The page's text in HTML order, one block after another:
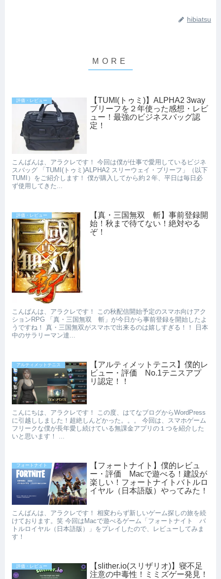
hibiatsu
評価・レビュー
【TUMI(トゥミ)】ALPHA2 3way
ブリーフを２年使った感想・レビ
ュー！最強のビジネスバッグ認
定！
こんばんは、アラクレです！ 今回は僕が仕事で愛用しているビジネ
スバッグ 「TUMI(トゥミ)ALPHA2 スリーウェイ・ブリーフ」（以下
TUMI）をご紹介します！ 僕が購入してから約２年、平日は毎日必
ず使用してきた...
評価・レビュー
【真・三国無双 斬】事前登録開
始！秋まで待てない！絶対やる
ぞ！
こんばんは、アラクレです！ この秋配信開始予定のスマホ向けアク
ションRPG 「真・三国無双 斬」が今日から事前登録を開始したよ
うですね！ 真・三国無双がスマホで出来るのは嬉しすぎる！！ 日本
中のサラリーマン達...
アルティメットテニス
【アルティメットテニス】僕的レ
ビュー・評価 No.1テニスアプ
リ認定！！
こんにちは、アラクレです！ この度、はてなブログからWordPress
に引越ししました！超絶しんどかった。。。 今回は、スマホゲーム
フリークな僕が長年愛し続けている無課金アプリの１つを紹介した
いと思います！ ...
フォートナイト
【フォートナイト】僕的レビュ
ー・評価 Macで遊べる！建設が
楽しい！フォートナイトバトルロ
イヤル（日本語版）やってみた！
こんばんは、アラクレです！ 相変わらず新しいゲーム探しの旅を続
けております。笑 今回はMacで遊べるゲーム「フォートナイト バ
トルロイヤル（日本語版）」をプレイしたので、レビューしてみま
す！
評価・レビュー
【slither.io(スリザリオ)】寝不足
注意の中毒性！ミミズゲー発見！